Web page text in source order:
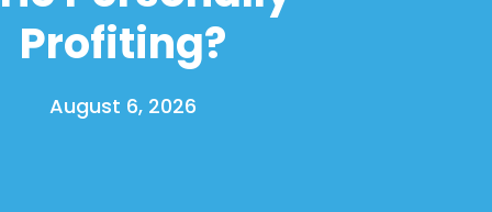
Profiting?
August 6, 2026